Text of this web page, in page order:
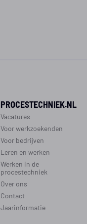
PROCESTECHNIEK.NL
Vacatures
Voor werkzoekenden
Voor bedrijven
Leren en werken
Werken in de
procestechniek
Over ons
Contact
Jaarinformatie